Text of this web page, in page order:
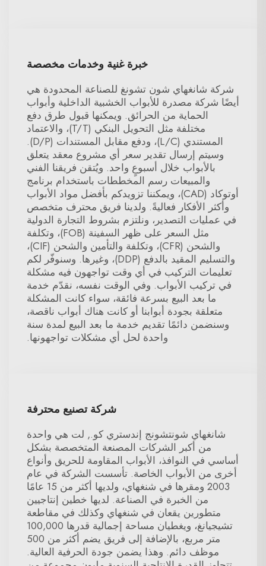
خبرة غنية وخدمات مخصصة
شركة شانغهاي شون تشونغ للصناعة المحدودة هي
أيضًا شركة مصدرة للأبواب الخشبية الداخلية وأبواب
الحماية من الحرائق. ويمكنها قبول طرق دفع
مختلفة مثل التحويل البنكي (T/T)، والاعتماد
المستندي (L/C)، ودفع مقابل المستندات (D/P).
وسيتم إرسال تقدير سعر أي مشروع معقد يتعلق
بالأبواب خلال أسبوعٍ واحد. ويُتقن فريقنا الفني
والمبيعات رسم المخططات باستخدام برنامج
أوتوكاد (CAD)، ويمكننا تزويدكم بأفضل مواد الأبواب
وأكثر الأفكار فعاليةً. ولدينا فريق محترف متخصص
في عمليات التصدير، ونلتزم بشروط التجارة الدولية
مثل السعر على ظهر السفينة (FOB)، وتكلفة
والشحن (CFR)، وتكلفة والتأمين والشحن (CIF)،
والتسليم المقيد بالدفع (DDP)، وغيرها. وسنوفّر لكم
تعليمات التركيب في أي وقت تواجهون فيه مشكلة
في تركيب الأبواب. وفي الوقت نفسه، نقدّم خدمة
ما بعد البيع بسرعة فائقة، سواء كانت المشكلة
متعلقة بجودة أبوابنا أو كانت هناك أبواب ناقصة،
وسنضمن دائمًا تقديم خدمة ما بعد البيع لمدة سنة
واحدة لحل أي مشكلات تواجهونها.
شركة تصنيع محترفة
شانغهاي شونتشونج إندستري كو., لت هي واحدة
من أكبر الشركات المصنعة المتخصصة بشكل
أساسي في النوافذ، الأبواب المقاومة للحريق وأنواع
أخرى من الأبواب الخاصة. تأسست الشركة في عام
2003 ومقرها في شنغهاي، ولديها أكثر من 15 عامًا
من الخبرة في الصناعة. لديها خطين إنتاجيين
متطورين يقعان في شنغهاي وكذلك في مقاطعة
تشيجيانغ، ويغطيان مساحة إجمالية قدرها 100,000
متر مربع، بالإضافة إلى فريق يضم أكثر من 500
موظف دائم. وهذا يضمن جودة الحرفية العالية.